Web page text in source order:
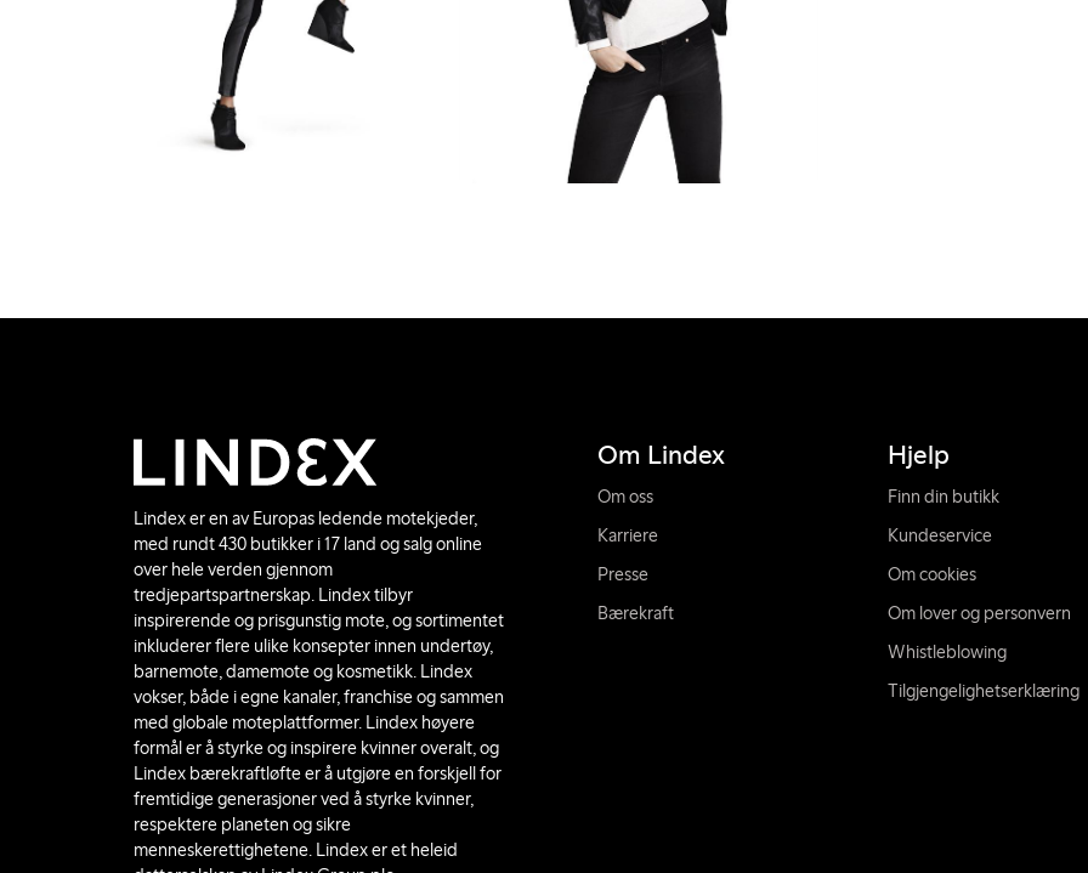
Lindex er en av Europas ledende motekjeder,
med rundt 430 butikker i 17 land og salg online
over hele verden gjennom
tredjepartspartnerskap. Lindex tilbyr
inspirerende og prisgunstig mote, og sortimentet
inkluderer flere ulike konsepter innen undertøy,
barnemote, damemote og kosmetikk. Lindex
vokser, både i egne kanaler, franchise og sammen
med globale moteplattformer. Lindex høyere
formål er å styrke og inspirere kvinner overalt, og
Lindex bærekraftløfte er å utgjøre en forskjell for
fremtidige generasjoner ved å styrke kvinner,
respektere planeten og sikre
menneskerettighetene. Lindex er et heleid
Om Lindex
Om oss
Karriere
Presse
Bærekraft
Hjelp
Finn din butikk
Kundeservice
Om cookies
Om lover og personvern
Whistleblowing
Tilgjengelighetserklæring